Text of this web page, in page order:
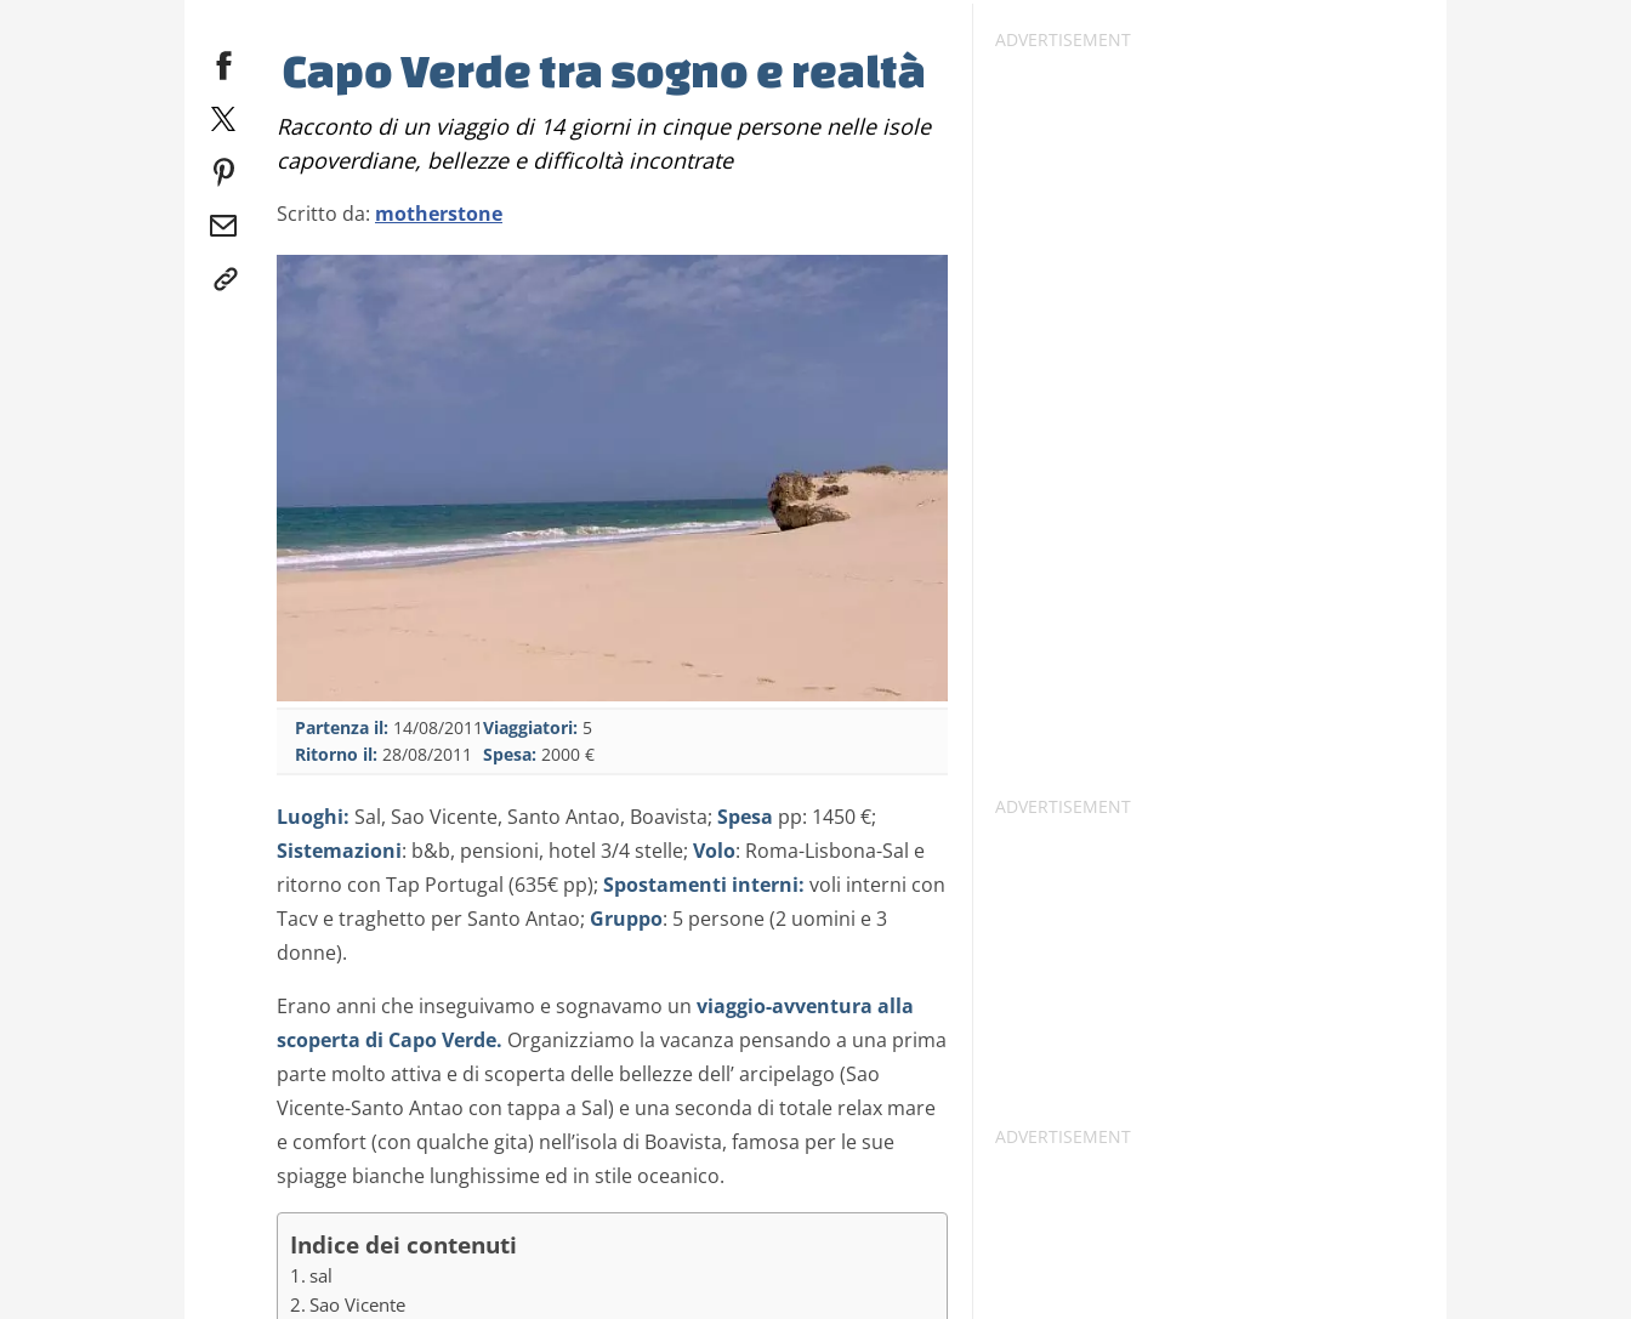
Capo Verde tra sogno e realtà
Racconto di un viaggio di 14 giorni in cinque persone nelle isole
capoverdiane, bellezze e difficoltà incontrate
Scritto da: motherstone
Partenza il: 14/08/2011
Ritorno il: 28/08/2011
Viaggiatori: 5
Spesa: 2000 €
Luoghi: Sal, Sao Vicente, Santo Antao, Boavista; Spesa pp: 1450 €;
Sistemazioni: b&b, pensioni, hotel 3/4 stelle; Volo: Roma-Lisbona-Sal e
ritorno con Tap Portugal (635€ pp); Spostamenti interni: voli interni con
Tacv e traghetto per Santo Antao; Gruppo: 5 persone (2 uomini e 3
donne).
Erano anni che inseguivamo e sognavamo un viaggio-avventura alla
scoperta di Capo Verde. Organizziamo la vacanza pensando a una prima
parte molto attiva e di scoperta delle bellezze dell’ arcipelago (Sao
Vicente-Santo Antao con tappa a Sal) e una seconda di totale relax mare
e comfort (con qualche gita) nell’isola di Boavista, famosa per le sue
spiagge bianche lunghissime ed in stile oceanico.
Indice dei contenuti
sal
Sao Vicente